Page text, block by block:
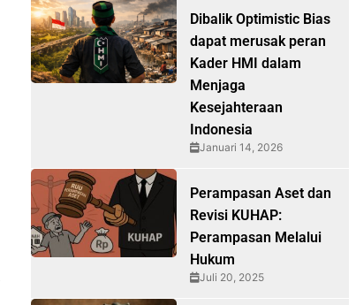
Dibalik Optimistic Bias
dapat merusak peran
Kader HMI dalam
Menjaga
Kesejahteraan
Indonesia
Januari 14, 2026
Perampasan Aset dan
Revisi KUHAP:
Perampasan Melalui
Hukum
Juli 20, 2025